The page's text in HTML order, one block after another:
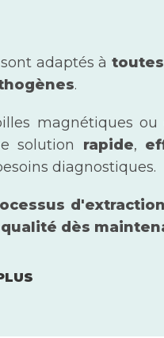
adaptés àtoutes
.
magnétiques ou
solution rapide,
diagnostiques.
dès